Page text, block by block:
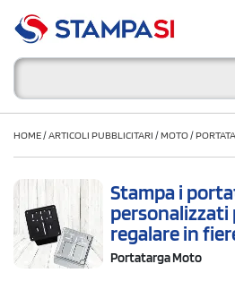
HOME/ARTICOLI PUBBLICITARI /MOTO/
Stampa i
personalizzati
regalare in
Portatarga Moto